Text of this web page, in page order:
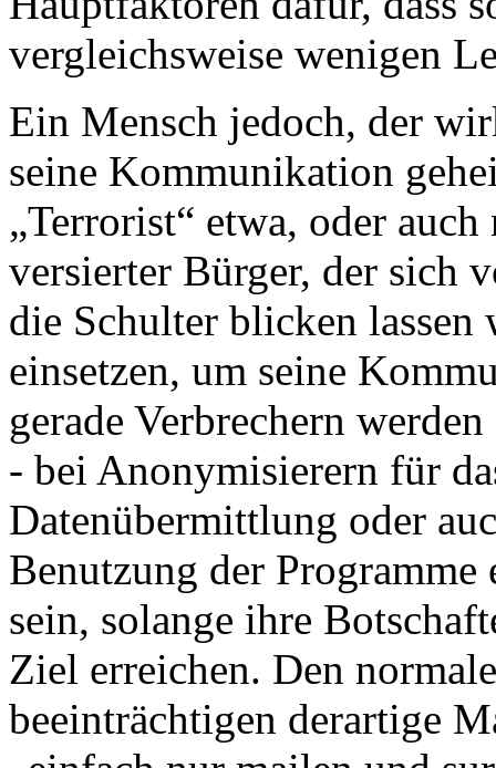
vergleichsweise wenigen
Ein Mensch jedoch, der
seine Kommunikation
„Terrorist“ etwa, oder
versierter Bürger, der sich
die Schulter blicken
einsetzen, um seine
gerade Verbrechern
- bei Anonymisierern für
Datenübermittlung oder
Benutzung der
sein, solange ihre
Ziel erreichen. Den
beeinträchtigen derartige